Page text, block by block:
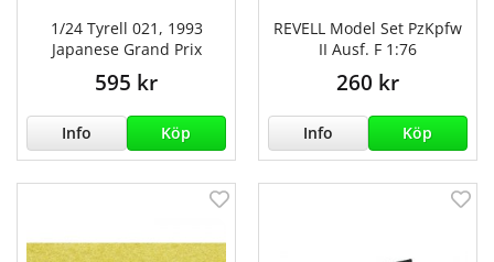
1/24 Tyrell 021, 1993
Japanese Grand Prix
595 kr
Info Köp
REVELL Model Set PzKpfw
II Ausf. F 1:76
260 kr
Info Köp